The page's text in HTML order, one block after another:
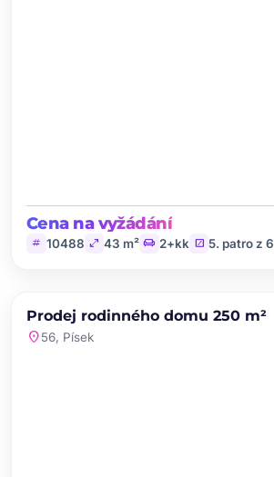
Cena na vyžádání
tag 10488 open_in_full 43 m² chair 2+kk stairs 5. patro z 6
PRODEJ
Prodej rodinného domu 250 m²
location_on56, Písek